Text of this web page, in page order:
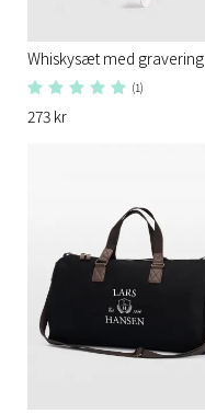
Whiskysæt med gravering
(1)
273 kr